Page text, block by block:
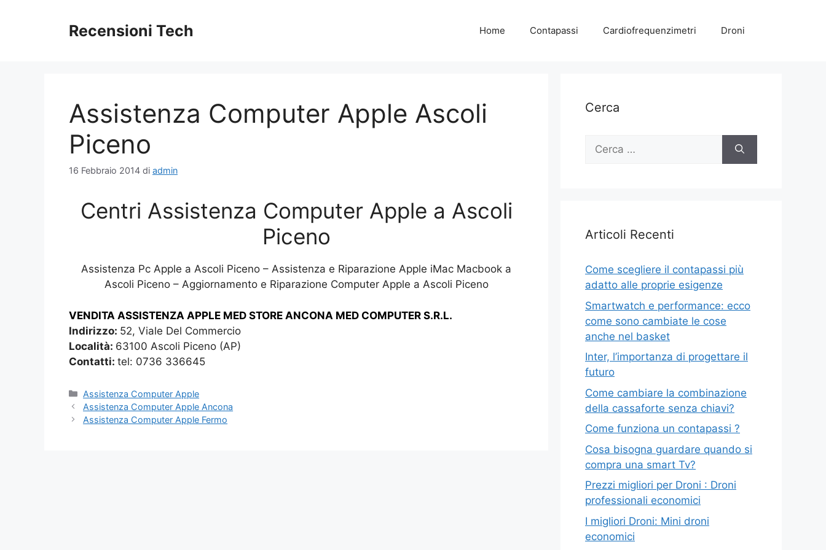
Recensioni Tech Home Contapassi Cardiofrequenzimetri Droni
Assistenza Computer Apple Ascoli
Piceno
16 Febbraio 2014 di admin
Centri Assistenza Computer Apple a Ascoli
Piceno
Assistenza Pc Apple a Ascoli Piceno – Assistenza e Riparazione Apple iMac Macbook a
Ascoli Piceno – Aggiornamento e Riparazione Computer Apple a Ascoli Piceno
VENDITA ASSISTENZA APPLE MED STORE ANCONA MED COMPUTER S.R.L.
Indirizzo: 52, Viale Del Commercio
Località: 63100 Ascoli Piceno (AP)
Contatti: tel: 0736 336645
Categorie
Assistenza Computer Apple
Assistenza Computer Apple Ancona
Assistenza Computer Apple Fermo
Cerca
Ricerca
Articoli Recenti
Come scegliere il contapassi più
adatto alle proprie esigenze
Smartwatch e performance: ecco
come sono cambiate le cose
anche nel basket
Inter, l’importanza di progettare il
futuro
Come cambiare la combinazione
della cassaforte senza chiavi?
Come funziona un contapassi ?
Cosa bisogna guardare quando si
compra una smart Tv?
Prezzi migliori per Droni : Droni
professionali economici
I migliori Droni: Mini droni
economici